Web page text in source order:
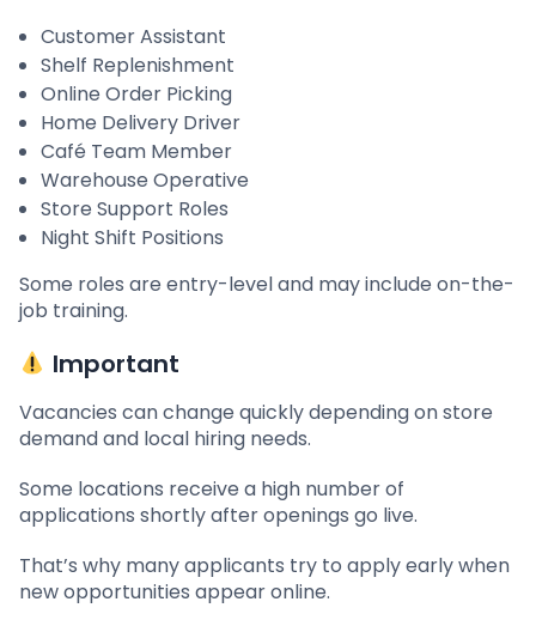
Customer Assistant
Shelf Replenishment
Online Order Picking
Home Delivery Driver
Café Team Member
Warehouse Operative
Store Support Roles
Night Shift Positions
Some roles are entry-level and may include on-the-
job training.
Important
Vacancies can change quickly depending on store
demand and local hiring needs.
Some locations receive a high number of
applications shortly after openings go live.
That’s why many applicants try to apply early when
new opportunities appear online.